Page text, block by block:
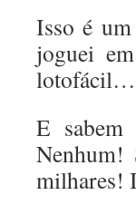
Isso é
joguei
lotofácil…
E sabem
Nenhum!
milhares!